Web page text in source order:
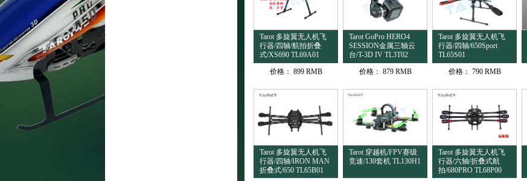
Tarot 多旋翼无人机飞
行器/四轴/航拍折叠
式/XS690 TL69A01
价格： 899 RMB
Tarot GoPro HERO4
SESSION金属三轴云
台/T-3D IV TL3T02
价格： 879 RMB
Tarot 多旋翼无人机飞
行器/四轴/650Sport
TL65S01
价格： 790 RMB
Tarot 多旋翼无人机飞
行器/四轴/IRON MAN
折叠式/650 TL65B01
Tarot 穿越机/FPV赛级
竞速/130套机 TL130H1
Tarot 多旋翼无人机飞
行器/六轴/折叠式航
拍/680PRO TL68P00